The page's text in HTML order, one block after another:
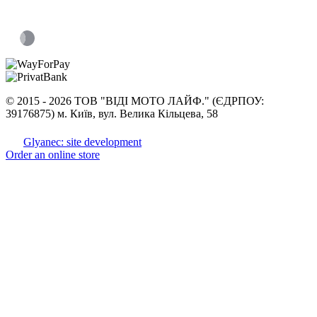
© 2015 - 2026 ТОВ "ВІДІ МОТО ЛАЙФ." (ЄДРПОУ:
39176875) м. Київ, вул. Велика Кільцева, 58
Glyanec: site development
Order an online store